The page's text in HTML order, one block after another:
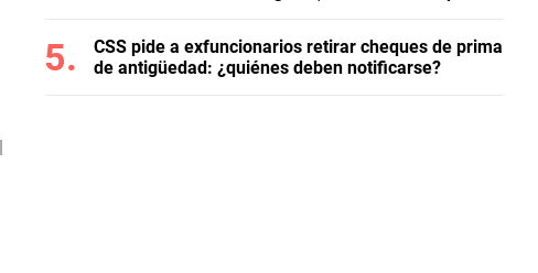
CSS pide a exfuncionarios retirar cheques de prima
de antigüedad: ¿quiénes deben notificarse?